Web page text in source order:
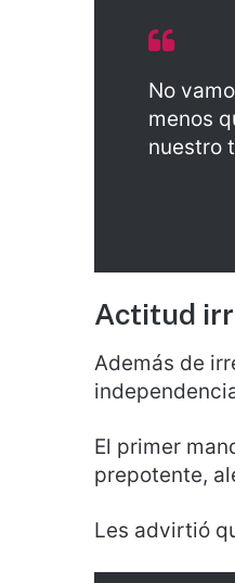
No
menos
nuestro
Actitud
Además de
El primer
prepotente,
Les advirtió